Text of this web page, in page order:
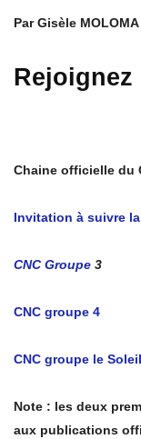
Par Gisèle MOLOMA
Rejoignez
Chaine officielle du
Invitation à suivre
CNC Groupe 3
CNC groupe 4
CNC groupe le Soleil
Note : les deux
aux publications